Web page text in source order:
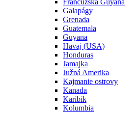
Francúzska Guyana
Galapágy
Grenada
Guatemala
Guyana
Havaj (USA)
Honduras
Jamajka
Južná Amerika
Kajmanie ostrovy
Kanada
Karibik
Kolumbia